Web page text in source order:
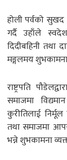
होली पर्वको
गर्दै उहाँले
दिदीबहिनी तथा
मङ्गलमय
राष्ट्रपति
समाजमा
कुरीतिलाई
तथा समाजमा
भन्ने शुभकामना